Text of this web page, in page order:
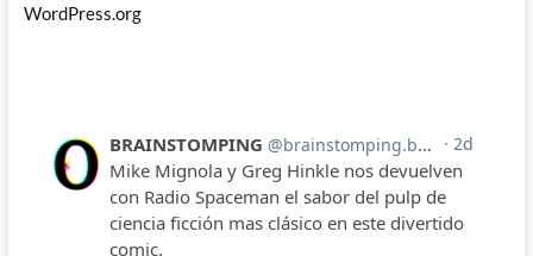
WordPress.org